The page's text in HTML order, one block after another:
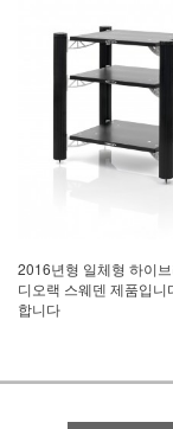
2016년형 일체형 하이
디오랙 스웨덴 제품입니
합니다